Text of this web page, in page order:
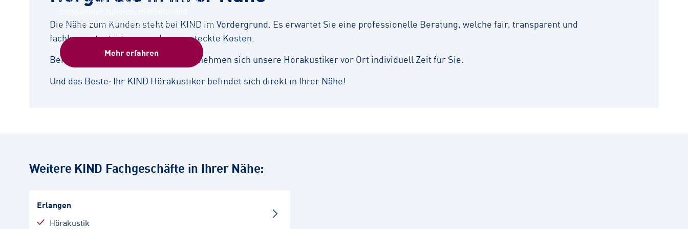
gemeinsame Momente genießen zu können.
Mehr erfahren
Die Nähe zum Kunden steht bei KIND im Vordergrund. Es erwartet Sie eine professionelle Beratung, welche fair, transparent und
fachkompetent ist – ganz ohne versteckte Kosten.
Bei der bedarfsgerechten Beratung nehmen sich unsere Hörakustiker vor Ort individuell Zeit für Sie.
Und das Beste: Ihr KIND Hörakustiker befindet sich direkt in Ihrer Nähe!
Weitere KIND Fachgeschäfte in Ihrer Nähe:
Erlangen
Hörakustik